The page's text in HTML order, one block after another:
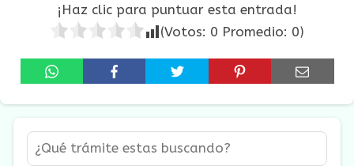
¡Haz clic para puntuar esta entrada!
(Votos: 0 Promedio: 0)